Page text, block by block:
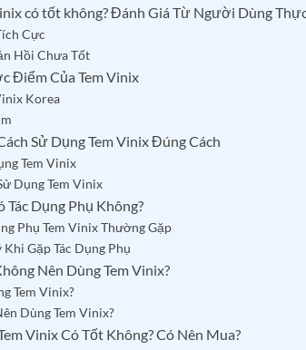
có tốt không? Đánh Giá Từ Người Dùng
Cực
Hồi Chưa Tốt
Điểm Của Tem Vinix
Korea
Sử Dụng Tem Vinix Đúng Cách
Tem Vinix
Dụng Tem Vinix
Tác Dụng Phụ Không?
Phụ Tem Vinix Thường Gặp
Khi Gặp Tác Dụng Phụ
Nên Dùng Tem Vinix?
Tem Vinix?
Dùng Tem Vinix?
Vinix Có Tốt Không? Có Nên Mua?